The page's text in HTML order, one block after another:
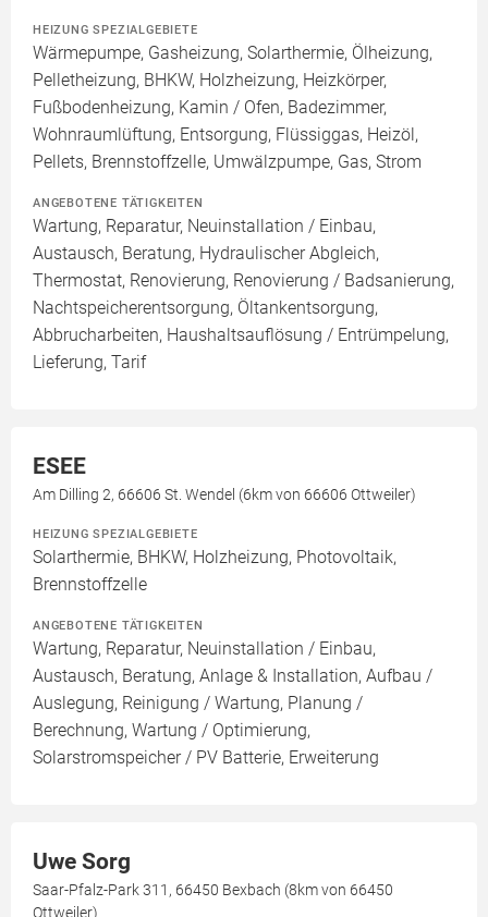
HEIZUNG SPEZIALGEBIETE
Wärmepumpe, Gasheizung, Solarthermie, Ölheizung,
Pelletheizung, BHKW, Holzheizung, Heizkörper,
Fußbodenheizung, Kamin / Ofen, Badezimmer,
Wohnraumlüftung, Entsorgung, Flüssiggas, Heizöl,
Pellets, Brennstoffzelle, Umwälzpumpe, Gas, Strom
ANGEBOTENE TÄTIGKEITEN
Wartung, Reparatur, Neuinstallation / Einbau,
Austausch, Beratung, Hydraulischer Abgleich,
Thermostat, Renovierung, Renovierung / Badsanierung,
Nachtspeicherentsorgung, Öltankentsorgung,
Abbrucharbeiten, Haushaltsauflösung / Entrümpelung,
Lieferung, Tarif
ESEE
Am Dilling 2, 66606 St. Wendel (6km von 66606 Ottweiler)
HEIZUNG SPEZIALGEBIETE
Solarthermie, BHKW, Holzheizung, Photovoltaik,
Brennstoffzelle
ANGEBOTENE TÄTIGKEITEN
Wartung, Reparatur, Neuinstallation / Einbau,
Austausch, Beratung, Anlage & Installation, Aufbau /
Auslegung, Reinigung / Wartung, Planung /
Berechnung, Wartung / Optimierung,
Solarstromspeicher / PV Batterie, Erweiterung
Uwe Sorg
Saar-Pfalz-Park 311, 66450 Bexbach (8km von 66450
Ottweiler)